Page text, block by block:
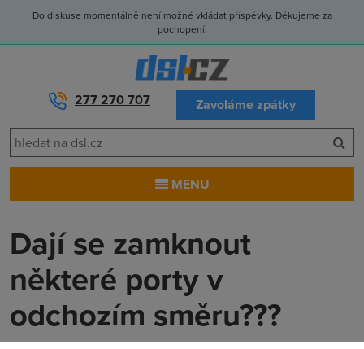
Do diskuse momentálně není možné vkládat příspěvky. Děkujeme za
pochopení.
277 270 707 Zavoláme zpátky
MENU
Dají se zamknout
některé porty v
odchozím směru???